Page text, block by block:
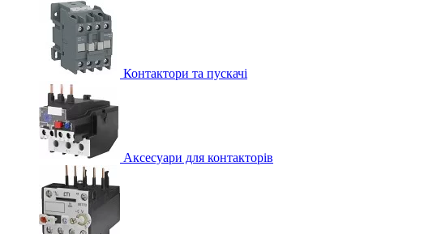
Контактори та пускачі
Аксесуари для контакторів